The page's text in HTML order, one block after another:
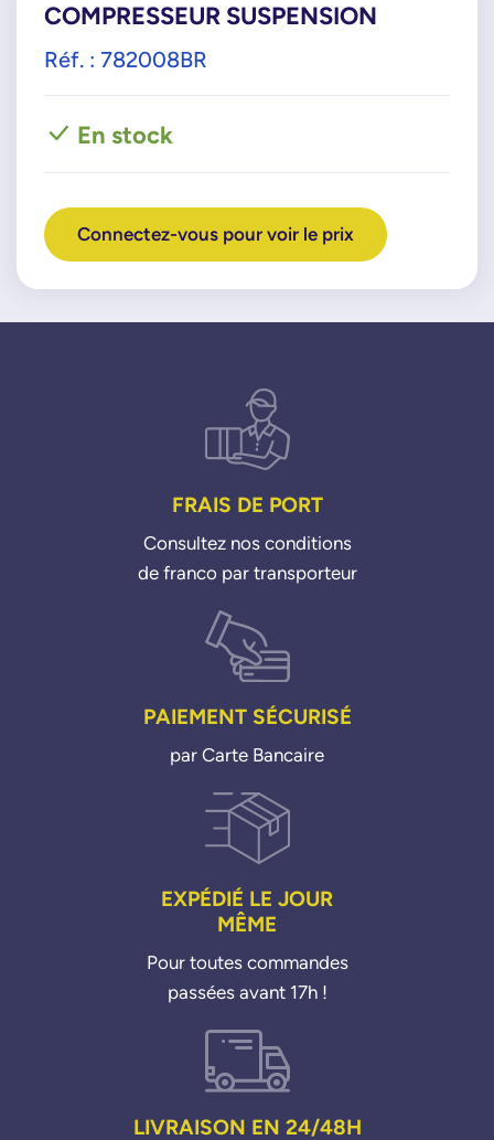
COMPRESSEUR SUSPENSION
Réf. : 782008BR
En stock
Connectez-vous pour voir le prix
FRAIS DE PORT
Consultez nos conditions
de franco par transporteur
PAIEMENT SÉCURISÉ
par Carte Bancaire
EXPÉDIÉ LE JOUR
MÊME
Pour toutes commandes
passées avant 17h !
LIVRAISON EN 24/48H